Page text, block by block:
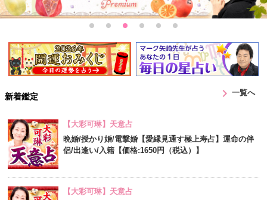
新着鑑定 chevron_right一覧へ
【大彩可琳】天意占
晩婚/授かり婚/電撃婚【愛縁見通す極上寿占】運命の伴
侶/出逢い/入籍【価格:1650円（税込）】
【大彩可琳】天意占